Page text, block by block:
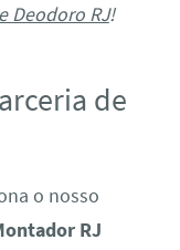
Deodoro RJ!
de
o nosso
RJ